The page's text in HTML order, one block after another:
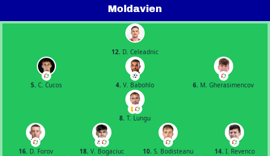
Moldavien
12. D. Celeadnic
5. C. Cucos 4. V. Babohlo 6. M. Gherasimencov
8. T. Lungu
16. D. Forov 18. V. Bogaciuc 10. S. Bodisteanu 14. I. Revenco